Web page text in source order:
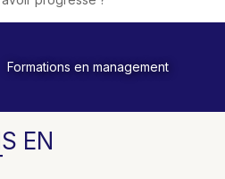
Formations en management
EN